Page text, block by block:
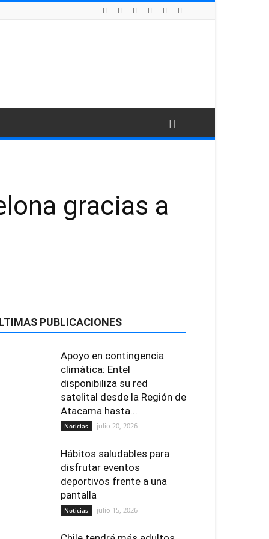
gracias a
PUBLICACIONES
Apoyo en contingencia
climática: Entel
disponibiliza su red
satelital desde la Región de
Atacama hasta...
Noticias julio 20, 2026
Hábitos saludables para
disfrutar eventos
deportivos frente a una
pantalla
Noticias julio 15, 2026